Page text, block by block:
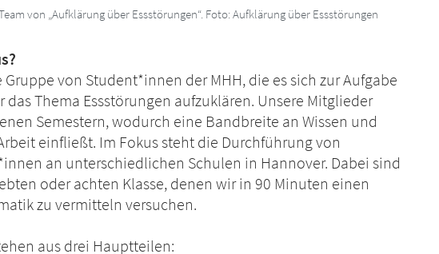
von „Aufklärung über Essstörungen“. Foto: Aufklärung über Essstörungen
von Student*innen der MHH, die es sich zur Aufgabe
Thema Essstörungen aufzuklären. Unsere Mitglieder
Semestern, wodurch eine Bandbreite an Wissen und
einfließt. Im Fokus steht die Durchführung von
an unterschiedlichen Schulen in Hannover. Dabei sind
oder achten Klasse, denen wir in 90 Minuten einen
zu vermitteln versuchen.
aus drei Hauptteilen: